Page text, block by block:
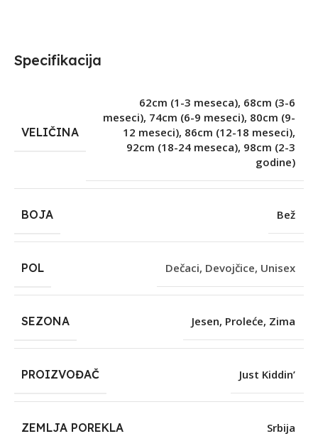
Specifikacija
VELIČINA
62cm (1-3 meseca), 68cm (3-6
meseci), 74cm (6-9 meseci), 80cm (9-
12 meseci), 86cm (12-18 meseci),
92cm (18-24 meseca), 98cm (2-3
godine)
BOJA Bež
POL Dečaci, Devojčice, Unisex
SEZONA Jesen, Proleće, Zima
PROIZVOĐAČ Just Kiddin’
ZEMLJA POREKLA Srbija